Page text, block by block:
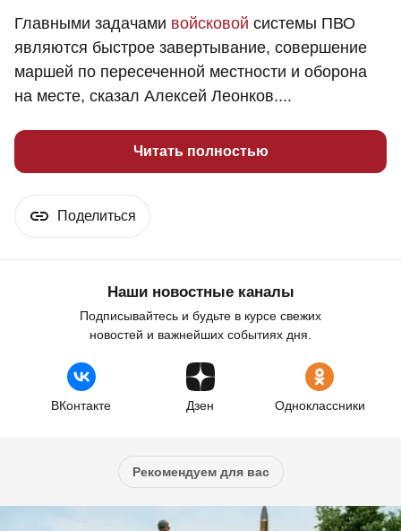
Главными задачами войсковой системы ПВО
являются быстрое завертывание, совершение
маршей по пересеченной местности и оборона
на месте, сказал Алексей Леонков....
Читать полностью
Поделиться
Наши новостные каналы
Подписывайтесь и будьте в курсе свежих
новостей и важнейших событиях дня.
ВКонтакте Дзен Одноклассники
Рекомендуем для вас